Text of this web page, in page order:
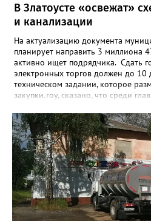
В Златоусте «освежат»
и канализации
На актуализацию документа
планирует направить 3 миллиона
активно ищет подрядчика. Сдать
электронных торгов должен до 10
техническом задании, которое
закупки.гоу, сказано, что среди
повышение энергоэффективности
схем, исполнителю нужно
строительству и реконструкции
оценив размер вложений, а также
бесхозных объектов и возможные
сферы городского хозяйства. В
«Златоуст.инфо» сообщал о
вопроса была почти в три раза
486 рублей, а в списке работ была
системы ливнёвок.